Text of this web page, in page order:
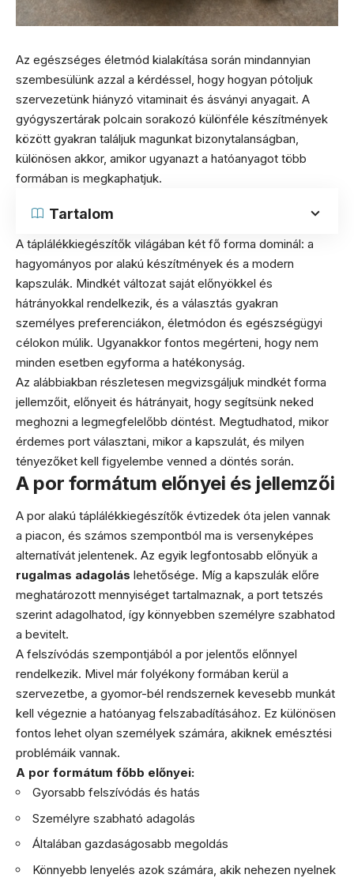
Az egészséges életmód kialakítása során mindannyian
szembesülünk azzal a kérdéssel, hogy hogyan pótoljuk
szervezetünk hiányzó vitaminait és ásványi anyagait. A
gyógyszertárak polcain sorakozó különféle készítmények
között gyakran találjuk magunkat bizonytalanságban,
különösen akkor, amikor ugyanazt a hatóanyagot több
formában is megkaphatjuk.
Tartalom
A táplálékkiegészítők világában két fő forma dominál: a
hagyományos por alakú készítmények és a modern
kapszulák. Mindkét változat saját előnyökkel és
hátrányokkal rendelkezik, és a választás gyakran
személyes preferenciákon, életmódon és egészségügyi
célokon múlik. Ugyanakkor fontos megérteni, hogy nem
minden esetben egyforma a hatékonyság.
Az alábbiakban részletesen megvizsgáljuk mindkét forma
jellemzőit, előnyeit és hátrányait, hogy segítsünk neked
meghozni a legmegfelelőbb döntést. Megtudhatod, mikor
érdemes port választani, mikor a kapszulát, és milyen
tényezőket kell figyelembe venned a döntés során.
A por formátum előnyei és jellemzői
A por alakú táplálékkiegészítők évtizedek óta jelen vannak
a piacon, és számos szempontból ma is versenyképes
alternatívát jelentenek. Az egyik legfontosabb előnyük a
rugalmas adagolás lehetősége. Míg a kapszulák előre
meghatározott mennyiséget tartalmaznak, a port tetszés
szerint adagolhatod, így könnyebben személyre szabhatod
a bevitelt.
A felszívódás szempontjából a por jelentős előnnyel
rendelkezik. Mivel már folyékony formában kerül a
szervezetbe, a gyomor-bél rendszernek kevesebb munkát
kell végeznie a hatóanyag felszabadításához. Ez különösen
fontos lehet olyan személyek számára, akiknek emésztési
problémáik vannak.
A por formátum főbb előnyei:
Gyorsabb felszívódás és hatás
Személyre szabható adagolás
Általában gazdaságosabb megoldás
Könnyebb lenyelés azok számára, akik nehezen nyelnek